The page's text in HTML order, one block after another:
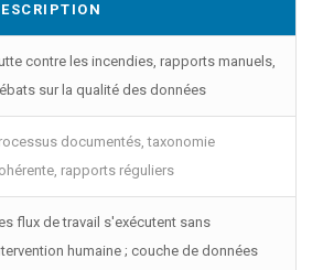
contre les incendies, rapports manuels,
sur la qualité des données
documentés, taxonomie
rapports réguliers
flux de travail s'exécutent sans
humaine ; couche de données